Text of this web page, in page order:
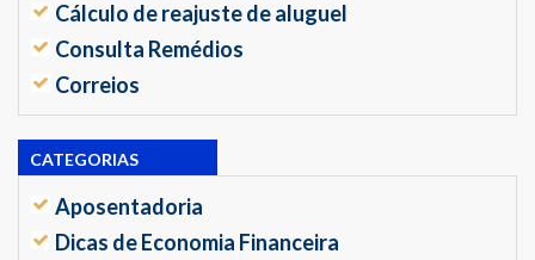
Cálculo de reajuste de aluguel
Consulta Remédios
Correios
CATEGORIAS
Aposentadoria
Dicas de Economia Financeira